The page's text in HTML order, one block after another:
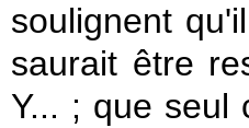
soulignent
saurait être
Y... ; que seul